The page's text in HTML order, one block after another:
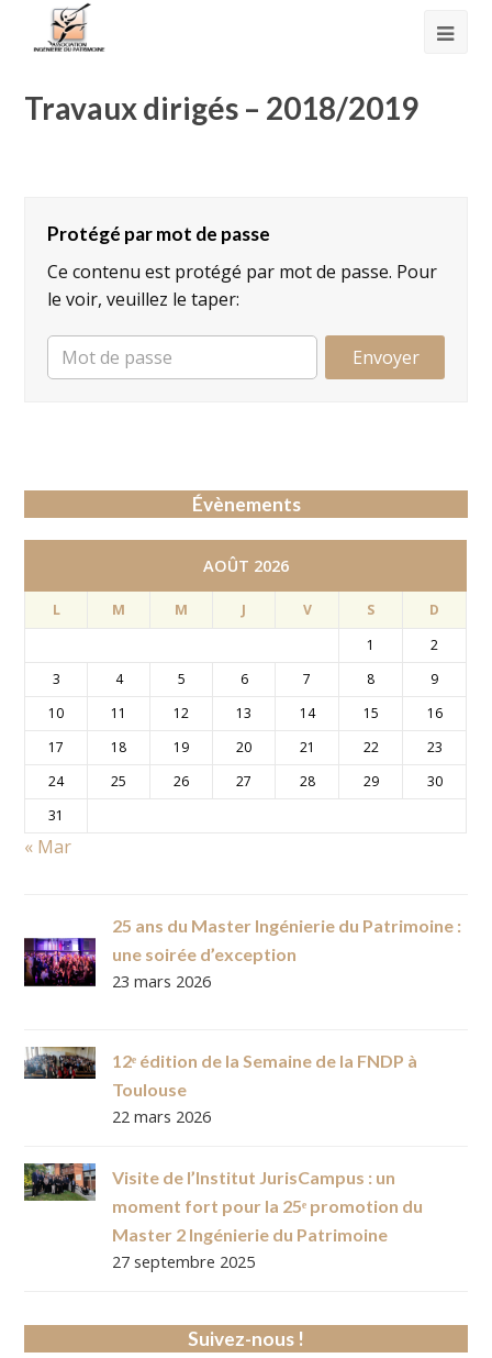
Travaux dirigés – 2018/2019
Protégé par mot de passe
Ce contenu est protégé par mot de passe. Pour
le voir, veuillez le taper:
Évènements
AOÛT 2026
L M M J V S
D
1
2
3
4 5 6 7 8
9
10
11 12 13 14 15
16
17
18 19 20 21 22
23
24
25 26 27 28 29
30
31
« Mar
25 ans du Master Ingénierie du Patrimoine :
une soirée d’exception
23 mars 2026
12ᵉ édition de la Semaine de la FNDP à
Toulouse
22 mars 2026
Visite de l’Institut JurisCampus : un
moment fort pour la 25ᵉ promotion du
Master 2 Ingénierie du Patrimoine
27 septembre 2025
Suivez-nous !